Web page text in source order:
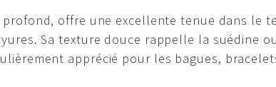
profond, offre une excellente tenue dans le
Sa texture douce rappelle la suédine
apprécié pour les bagues,